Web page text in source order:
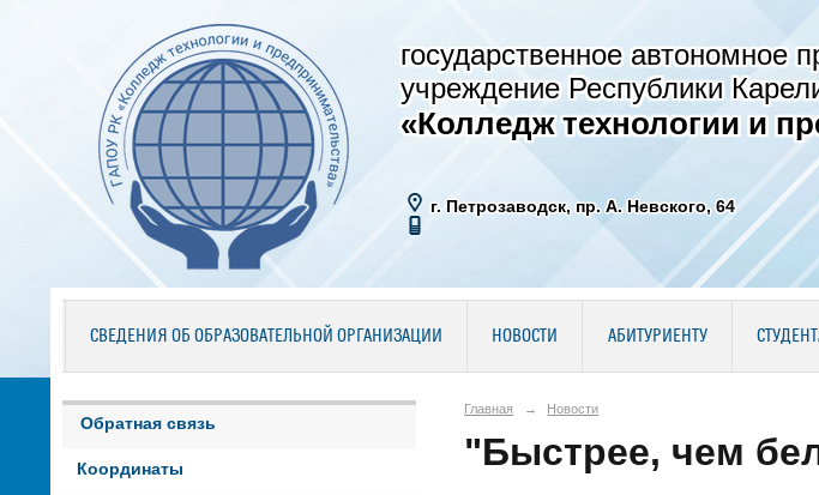
государственное автономное
учреждение Республики
«Колледж технологии и
г. Петрозаводск, пр. А. Невского, 64
СВЕДЕНИЯ ОБ ОБРАЗОВАТЕЛЬНОЙ ОРГАНИЗАЦИИ НОВОСТИ АБИТУРИЕНТУ
Обратная связь
Координаты
Главная → Новости
"Быстрее, чем